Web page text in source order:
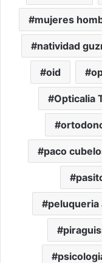
mujeres
natividad
oid
Opticalia
paco
peluqueria